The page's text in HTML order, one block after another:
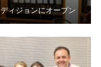
ィジョンにオープン